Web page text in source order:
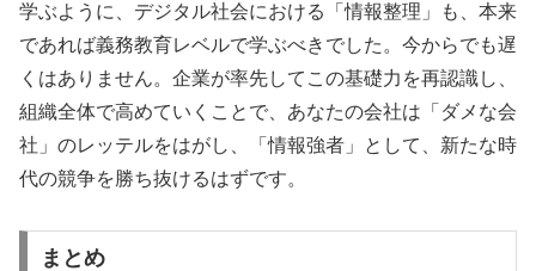
学ぶように、デジタル社会における「情報整理」も、本来
であれば義務教育レベルで学ぶべきでした。今からでも遅
くはありません。企業が率先してこの基礎力を再認識し、
組織全体で高めていくことで、あなたの会社は「ダメな会
社」のレッテルをはがし、「情報強者」として、新たな時
代の競争を勝ち抜けるはずです。
まとめ